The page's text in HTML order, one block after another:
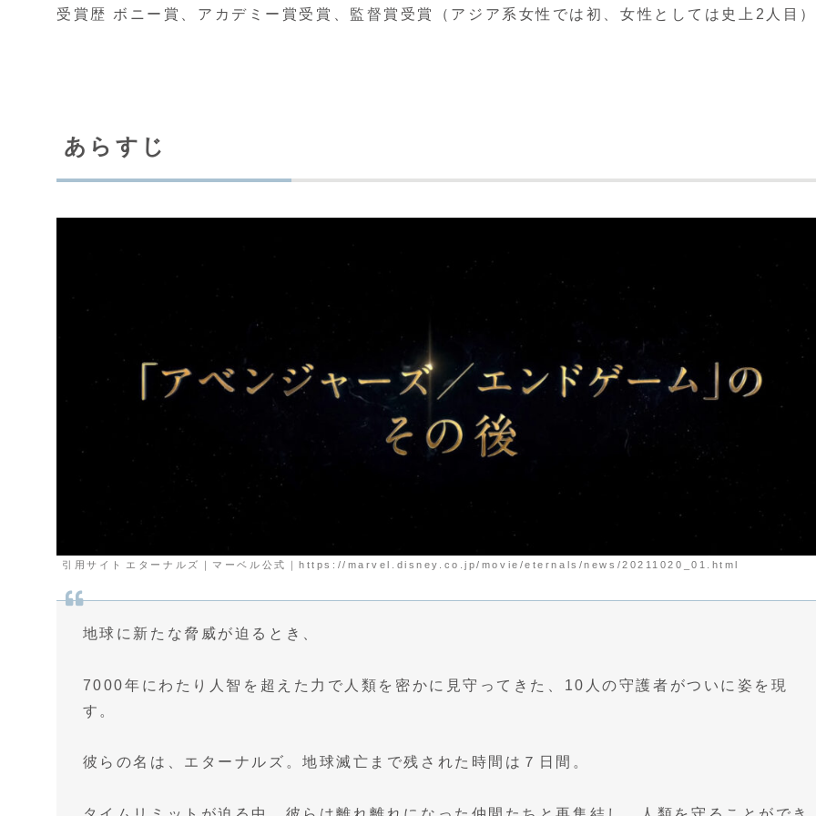
受賞歴 ボニー賞、アカデミー賞受賞、監督賞受賞（アジア系女性では初、女性としては史上2人目）
あらすじ
引用サイト エターナルズ｜マーベル公式｜https://marvel.disney.co.jp/movie/eternals/news/20211020_01.html
地球に新たな脅威が迫るとき、
7000年にわたり人智を超えた力で人類を密かに見守ってきた、10人の守護者がついに姿を現
す。
彼らの名は、エターナルズ。地球滅亡まで残された時間は７日間。